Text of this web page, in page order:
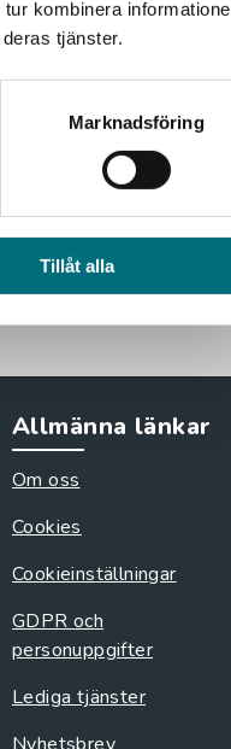
kombinera
tjänster.
Marknadsföring
Tillåt alla
med två vandrare.
Allmänna länkar
Om oss
Cookies
Cookieinställningar
GDPR och
personuppgifter
Lediga tjänster